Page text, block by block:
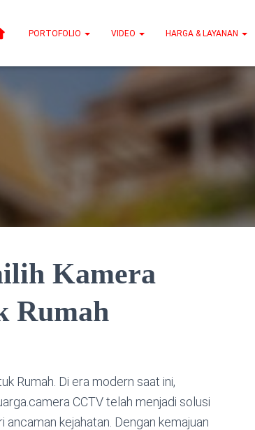
PORTOFOLIO VIDEO HARGA & LAYANAN
Kamera
Rumah
Rumah. Di era modern saat ini,
CCTV telah menjadi solusi
kejahatan. Dengan kemajuan